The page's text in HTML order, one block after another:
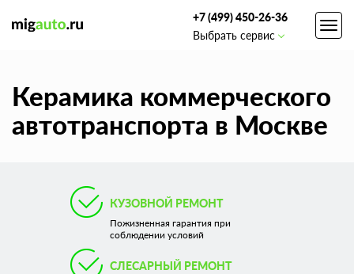
+7 (499) 450-26-36
Выбрать сервис
Керамика коммерческого
автотранспорта в Москве
КУЗОВНОЙ РЕМОНТ
Пожизненная гарантия при
соблюдении условий
СЛЕСАРНЫЙ РЕМОНТ